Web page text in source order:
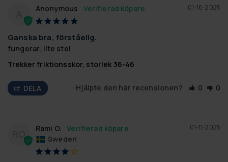
01-16-2025
Anonymous
Ganska bra, förståelig.
fungerar, lite stel
Trekker friktionsskor, storlek 36-46
DELA Hjälpte den här recensionen? 0 0
RO
01-11-2025
Rami O.
Sweden